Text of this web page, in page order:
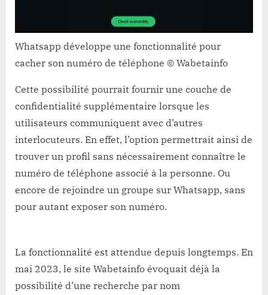
Whatsapp développe une fonctionnalité pour
cacher son numéro de téléphone © Wabetainfo
Cette possibilité pourrait fournir une couche de
confidentialité supplémentaire lorsque les
utilisateurs communiquent avec d’autres
interlocuteurs. En effet, l’option permettrait ainsi de
trouver un profil sans nécessairement connaître le
numéro de téléphone associé à la personne. Ou
encore de rejoindre un groupe sur Whatsapp, sans
pour autant exposer son numéro.
La fonctionnalité est attendue depuis longtemps. En
mai 2023, le site Wabetainfo évoquait déjà la
possibilité d’une recherche par nom